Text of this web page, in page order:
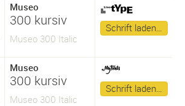
Museo
300 kursiv
Museo 300 Italic
Schrift laden…
Museo
300 kursiv
Museo 300 Italic
Schrift laden…